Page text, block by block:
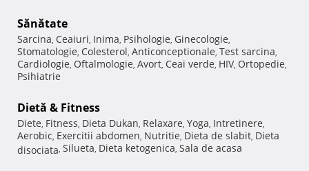
Sănătate
Sarcina, Ceaiuri, Inima, Psihologie, Ginecologie,
Stomatologie, Colesterol, Anticonceptionale, Test sarcina,
Cardiologie, Oftalmologie, Avort, Ceai verde, HIV, Ortopedie,
Psihiatrie
Dietă & Fitness
Diete, Fitness, Dieta Dukan, Relaxare, Yoga, Intretinere,
Aerobic, Exercitii abdomen, Nutritie, Dieta de slabit, Dieta
disociata, Silueta, Dieta ketogenica, Sala de acasa